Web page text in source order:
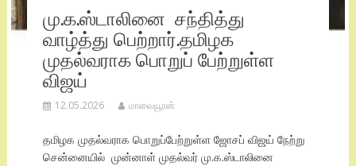
மு.க.ஸ்டாலினை சந்தித்து
வாழ்த்து பெற்றார்.தமிழக
முதல்வராக பொறுப் பேற்றுள்ள
விஜய்
12.05.2026 மாவையூரன்
தமிழக முதல்வராக பொறுப்பேற்றுள்ள ஜோசப் விஜய் நேற்று
சென்னையில் முன்னாள் முதல்வர் மு.க.ஸ்டாலினை